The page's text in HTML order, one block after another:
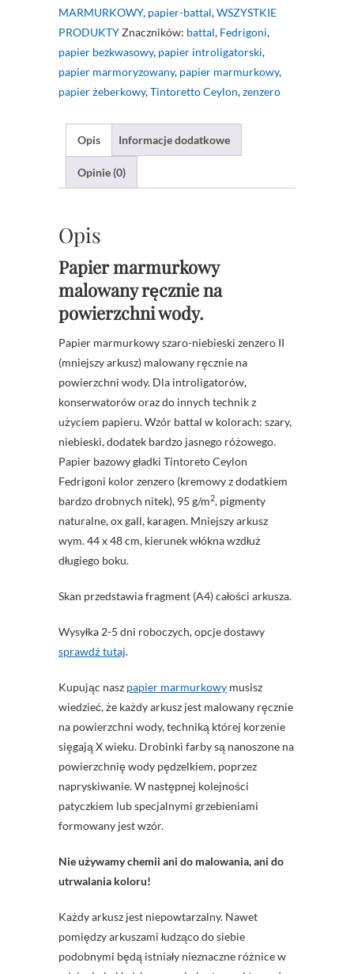
MARMURKOWY, papier-battal,WSZYSTKIE
PRODUKTYZnaczników: battal, Fedrigoni,
papier bezkwasowy, papier introligatorski,
papier marmoryzowany, papier marmurkowy,
papier żeberkowy,Tintoretto Ceylon,zenzero
Opis Informacje dodatkowe
Opinie (0)
Opis
Papier marmurkowy
malowany ręcznie na
powierzchni wody.
Papier marmurkowy szaro-niebieski zenzero II
(mniejszy arkusz) malowany ręcznie na
powierzchni wody. Dla introligatorów,
konserwatorów oraz do innych technik z
użyciem papieru. Wzór battal w kolorach: szary,
niebieski, dodatek bardzo jasnego różowego.
Papier bazowy gładki Tintoreto Ceylon
Fedrigoni kolor zenzero (kremowy z dodatkiem
bardzo drobnych nitek), 95 g/m2, pigmenty
naturalne, ox gall, karagen. Mniejszy arkusz
wym. 44 x 48 cm, kierunek włókna wzdłuż
długiego boku.
Skan przedstawia fragment (A4) całości arkusza.
Wysyłka 2-5 dni roboczych, opcje dostawy
sprawdź tutaj.
Kupując nasz papier marmurkowy musisz
wiedzieć, że każdy arkusz jest malowany ręcznie
na powierzchni wody, techniką której korzenie
sięgają X wieku. Drobinki farby są nanoszone na
powierzchnię wody pędzelkiem, poprzez
napryskiwanie. W następnej kolejności
patyczkiem lub specjalnymi grzebieniami
formowany jest wzór.
Nie używamy chemii ani do malowania, ani do
utrwalania koloru!
Każdy arkusz jest niepowtarzalny. Nawet
pomiędzy arkuszami łudząco do siebie
podobnymi będą istniały nieznaczne różnice w